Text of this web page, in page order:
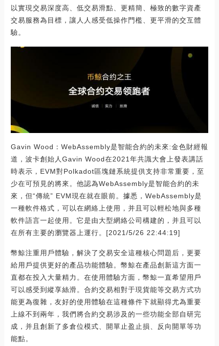
以實現交易深度高、低交易滑點、更精簡、極致的數字資產
交易服務為目標，讓人人感受低操作門檻、更平滑的交互體
驗。
Gavin Wood：WebAssembly是智能合約的未來:金色財經報
道，波卡創始人Gavin Wood在2021年共識大會上發表講話
時表示，EVM對Polkadot區塊鏈系統提供支持非常重要，至
少在可預見的將來。他認為WebAssembly是智能合約的未
來，但“傳統” EVM現在就在眼前。據悉，WebAssembly是
一種軟件格式，可以在網絡上使用，并且可以輕松地與多種
軟件語言一起使用。它是由大型網絡公司構建的，并且可以
在所有主要的瀏覽器上運行。[2021/5/26 22:44:19]
幣鯨注重用戶體驗，解決了交易安全這種核心問題后，更要
給用戶提供更好的產品功能體驗。幣鯨在產品創新這方面一
直都在投入大量精力。在使用體驗方面，幣鯨一直希望用戶
可以感受到縱享絲滑。合約交易相對于現貨能等交易方式功
能更為復雜，友好的使用體驗在這種條件下就顯得尤為重要
上線不到兩年，我們將合約交易涉及的一些功能全部自研完
成，并且創新了多倉位模式、開單止盈止損、反向開單等功
能點。